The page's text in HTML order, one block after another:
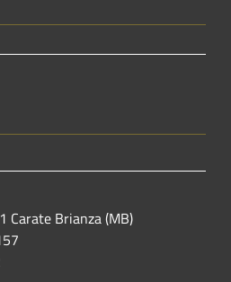
Carate Brianza (MB)